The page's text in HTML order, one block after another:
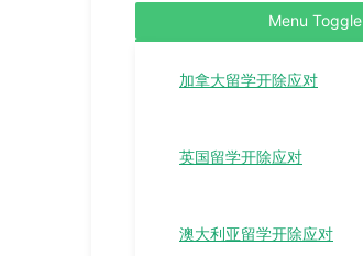
Menu Toggle
加拿大留学开除应对
英国留学开除应对
澳大利亚留学开除应对